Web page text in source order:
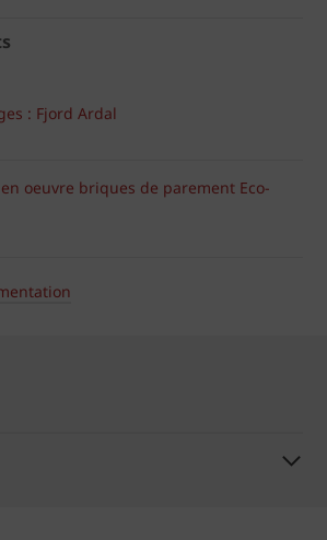
: Fjord Ardal
oeuvre briques de parement Eco-